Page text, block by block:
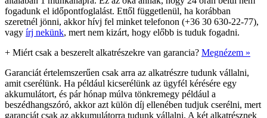
fogadunk el időpontfoglalást. Ettől függetlenül, ha korábban
szeretnél jönni, akkor hívj fel minket telefonon (+36 30 630-22-77),
vagy írj nekünk, mert nem kizárt, hogy előbb is tuduk fogadni.
+ Miért csak a beszerelt alkatrészekre van garancia? Megnézem »
Garanciát értelemszerűen csak arra az alkatrészre tudunk vállalni,
amit cserélünk. Ha például kicserélünk az ügyfél kérésére egy
akkumulátort, és pár hónap múlva tönkremegy például a
beszédhangszóró, akkor azt külön díj ellenében tudjuk cserélni, mert
garanciát csak az akkumulátorra tudunk vállalni. A két alkatrésznek